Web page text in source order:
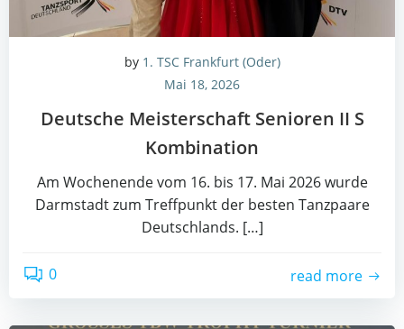
by 1. TSC Frankfurt (Oder)
Mai 18, 2026
Deut­sche Meis­ter­schaft Senio­ren II S
Kombination
Am Wochen­en­de vom 16. bis 17. Mai 2026 wur­de
Darm­stadt zum Treff­punkt der bes­ten Tanz­paa­re
Deutsch­lands. […]
0 read more